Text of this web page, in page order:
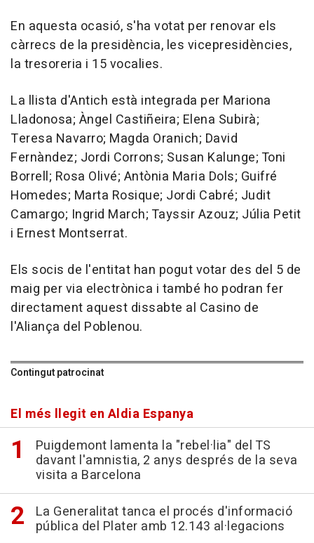
En aquesta ocasió, s'ha votat per renovar els
càrrecs de la presidència, les vicepresidències,
la tresoreria i 15 vocalies.
La llista d'Antich està integrada per Mariona
Lladonosa; Àngel Castiñeira; Elena Subirà;
Teresa Navarro; Magda Oranich; David
Fernàndez; Jordi Corrons; Susan Kalunge; Toni
Borrell; Rosa Olivé; Antònia Maria Dols; Guifré
Homedes; Marta Rosique; Jordi Cabré; Judit
Camargo; Ingrid March; Tayssir Azouz; Júlia Petit
i Ernest Montserrat.
Els socis de l'entitat han pogut votar des del 5 de
maig per via electrònica i també ho podran fer
directament aquest dissabte al Casino de
l'Aliança del Poblenou.
Contingut patrocinat
El més llegit en Aldia Espanya
Puigdemont lamenta la "rebel·lia" del TS
davant l'amnistia, 2 anys després de la seva
visita a Barcelona
La Generalitat tanca el procés d'informació
pública del Plater amb 12.143 al·legacions